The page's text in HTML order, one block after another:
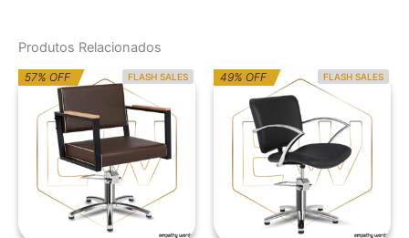
Produtos Relacionados
FLASH SALES
57% OFFO
preço
original
era:
820,41€.
O
preço
atual
é:
355,00€.
FLASH SALES
49% OFF
O
preço
original
era:
495,81€.
O
preço
é:
252,00€.